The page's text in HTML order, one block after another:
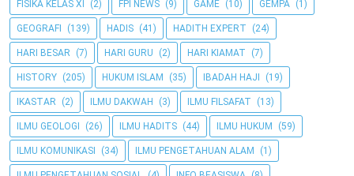
FISIKA KELAS XI (2) FPI NEWS (9) GAME (10) GEMPA (1)
GEOGRAFI (139) HADIS (41) HADITH EXPERT (24)
HARI BESAR (7) HARI GURU (2) HARI KIAMAT (7)
HISTORY (205) HUKUM ISLAM (35) IBADAH HAJI (19)
IKASTAR (2) ILMU DAKWAH (3) ILMU FILSAFAT (13)
ILMU GEOLOGI (26) ILMU HADITS (44) ILMU HUKUM (59)
ILMU KOMUNIKASI (34) ILMU PENGETAHUAN ALAM (1)